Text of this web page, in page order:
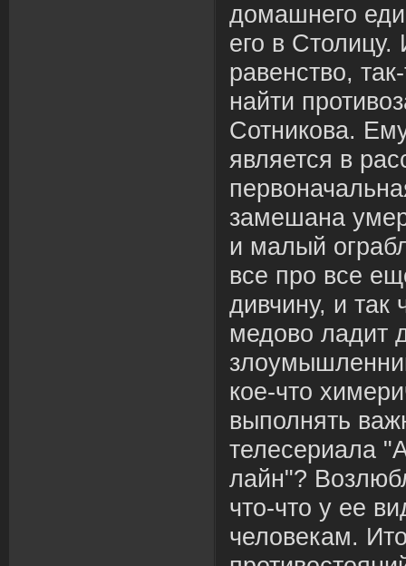
домашнего
его в
равенство,
найти
Сотникова.
является в
замешана
и малый
все про все
дивчину, и так
медово ладит
кое-что
выполнять
телесериала
лайн"?
что-что у ее
человекам.